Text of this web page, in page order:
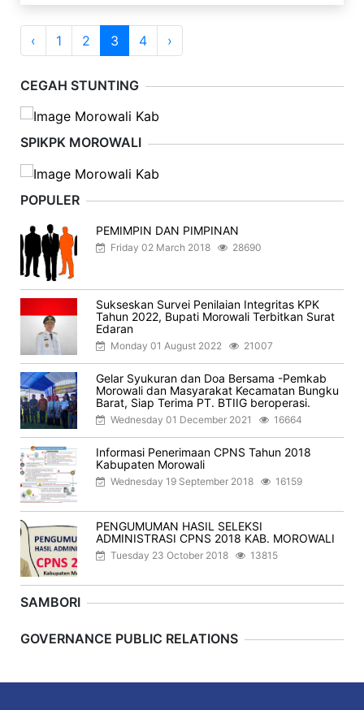
‹ 1 2 3 4 ›
CEGAH STUNTING
SPIKPK MOROWALI
POPULER
PEMIMPIN DAN PIMPINAN
Friday 02 March 2018 28690
Sukseskan Survei Penilaian Integritas KPK
Tahun 2022, Bupati Morowali Terbitkan Surat
Edaran
Monday 01 August 2022 21007
Gelar Syukuran dan Doa Bersama -Pemkab
Morowali dan Masyarakat Kecamatan Bungku
Barat, Siap Terima PT. BTIIG beroperasi.
Wednesday 01 December 2021 16664
Informasi Penerimaan CPNS Tahun 2018
Kabupaten Morowali
Wednesday 19 September 2018 16159
PENGUMUMAN HASIL SELEKSI
ADMINISTRASI CPNS 2018 KAB. MOROWALI
Tuesday 23 October 2018 13815
SAMBORI
Previous
GOVERNANCE PUBLIC RELATIONS